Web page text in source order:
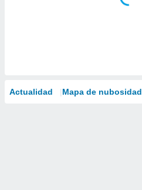
Actualidad Mapa de nubosidad